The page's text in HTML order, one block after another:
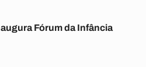
Fórum da Infância